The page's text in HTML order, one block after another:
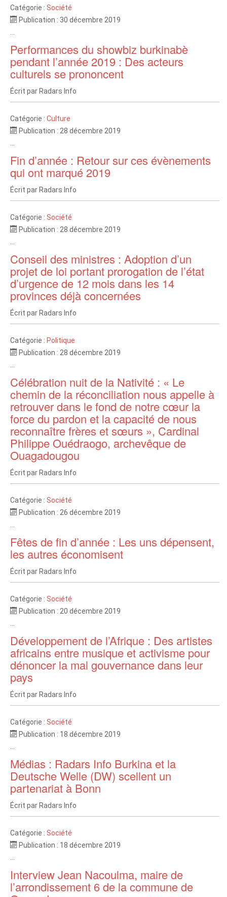
Catégorie : Société
Publication : 30 décembre 2019
Performances du showbiz burkinabè
pendant l’année 2019 : Des acteurs
culturels se prononcent
Écrit par Radars Info
Catégorie : Culture
Publication : 28 décembre 2019
Fin d’année : Retour sur ces évènements
qui ont marqué 2019
Écrit par Radars Info
Catégorie : Société
Publication : 28 décembre 2019
Conseil des ministres : Adoption d’un
projet de loi portant prorogation de l’état
d’urgence de 12 mois dans les 14
provinces déjà concernées
Écrit par Radars Info
Catégorie : Politique
Publication : 28 décembre 2019
Célébration nuit de la Nativité : « Le
chemin de la réconciliation nous appelle à
retrouver dans le fond de notre cœur la
force du pardon et la capacité de nous
reconnaître frères et sœurs », Cardinal
Philippe Ouédraogo, archevêque de
Ouagadougou
Écrit par Radars Info
Catégorie : Société
Publication : 26 décembre 2019
Fêtes de fin d’année : Les uns dépensent,
les autres économisent
Écrit par Radars Info
Catégorie : Société
Publication : 20 décembre 2019
Développement de l’Afrique : Des artistes
africains entre musique et activisme pour
dénoncer la mal gouvernance dans leur
pays
Écrit par Radars Info
Catégorie : Société
Publication : 18 décembre 2019
Médias : Radars Info Burkina et la
Deutsche Welle (DW) scellent un
partenariat à Bonn
Écrit par Radars Info
Catégorie : Société
Publication : 18 décembre 2019
Interview Jean Nacoulma, maire de
l’arrondissement 6 de la commune de